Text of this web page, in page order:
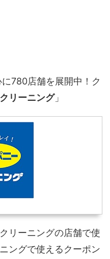
780店舗を展開中！ク
リーニング」
リーニングの店舗で使
ングで使えるクーポン